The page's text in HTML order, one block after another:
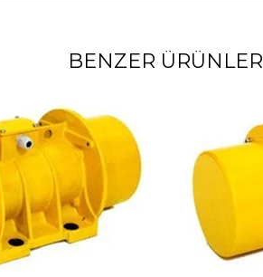
BENZER ÜRÜNLER